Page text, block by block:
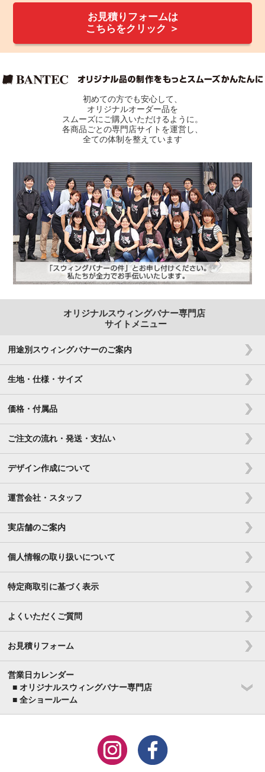
お見積りフォームは
こちらをクリック ＞
初めての方でも安心して、
オリジナルオーダー品を
スムーズにご購入いただけるように。
各商品ごとの専門店サイトを運営し、
全ての体制を整えています
オリジナルスウィングバナー専門店
サイトメニュー
用途別スウィングバナーのご案内
生地・仕様・サイズ
価格・付属品
ご注文の流れ・発送・支払い
デザイン作成について
運営会社・スタッフ
実店舗のご案内
個人情報の取り扱いについて
特定商取引に基づく表示
よくいただくご質問
お見積りフォーム
営業日カレンダー
■ オリジナルスウィングバナー専門店
■ 全ショールーム